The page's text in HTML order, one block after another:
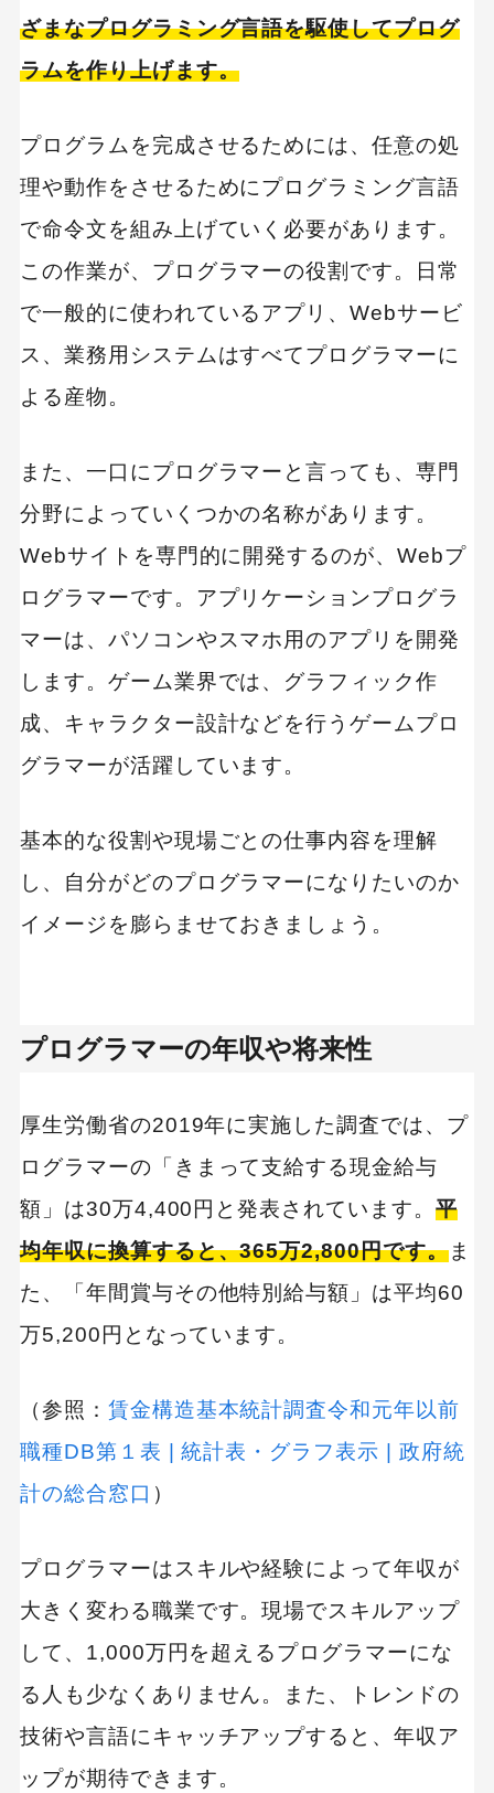
ざまなプログラミング言語を駆使してプログ
ラムを作り上げます。
プログラムを完成させるためには、任意の処
理や動作をさせるためにプログラミング言語
で命令文を組み上げていく必要があります。
この作業が、プログラマーの役割です。日常
で一般的に使われているアプリ、Webサービ
ス、業務用システムはすべてプログラマーに
よる産物。
また、一口にプログラマーと言っても、専門
分野によっていくつかの名称があります。
Webサイトを専門的に開発するのが、Webプ
ログラマーです。アプリケーションプログラ
マーは、パソコンやスマホ用のアプリを開発
します。ゲーム業界では、グラフィック作
成、キャラクター設計などを行うゲームプロ
グラマーが活躍しています。
基本的な役割や現場ごとの仕事内容を理解
し、自分がどのプログラマーになりたいのか
イメージを膨らませておきましょう。
プログラマーの年収や将来性
厚生労働省の2019年に実施した調査では、プ
ログラマーの「きまって支給する現金給与
額」は30万4,400円と発表されています。 平
均年収に換算すると、365万2,800円です。ま
た、「年間賞与その他特別給与額」は平均60
万5,200円となっています。
（参照： 賃金構造基本統計調査令和元年以前
職種DB第１表 | 統計表・グラフ表示 | 政府統
計の総合窓口 ）
プログラマーはスキルや経験によって年収が
大きく変わる職業です。現場でスキルアップ
して、1,000万円を超えるプログラマーにな
る人も少なくありません。また、トレンドの
技術や言語にキャッチアップすると、年収ア
ップが期待できます。